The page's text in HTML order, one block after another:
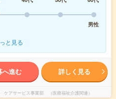
男性
と見る
へ進む 詳しく見る
ケアサービス事業部 （医療福祉介護関連）